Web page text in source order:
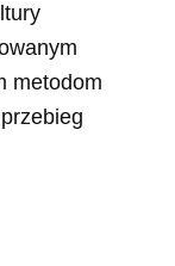
metodom